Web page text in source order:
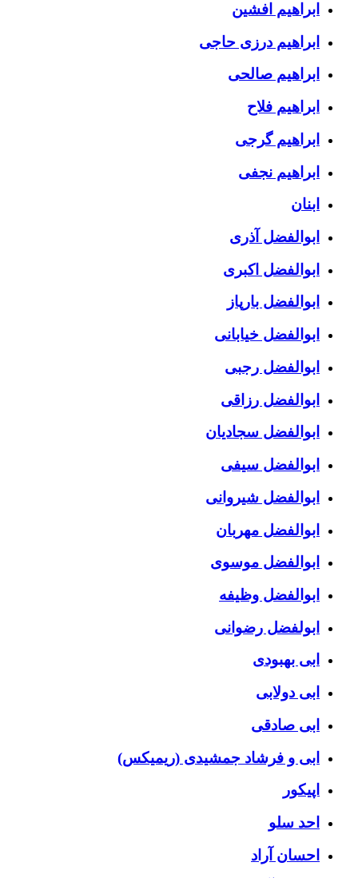
ابراهیم افشین
ابراهیم درزی حاجی
ابراهیم صالحی
ابراهیم فلاح
ابراهیم گرجی
ابراهیم نجفی
ابنان
ابوالفضل آذری
ابوالفضل اکبری
ابوالفضل بارپاز
ابوالفضل خیابانی
ابوالفضل رجبی
ابوالفضل رزاقی
ابوالفضل سجادیان
ابوالفضل سیفی
ابوالفضل شیروانی
ابوالفضل مهربان
ابوالفضل موسوی
ابوالفضل وظیفه
ابولفضل رضوانی
ابی بهبودی
ابی دولابی
ابی صادقی
ابی و فرشاد جمشیدی (ریمیکس)
اپیکور
احد سلو
احسان آراد